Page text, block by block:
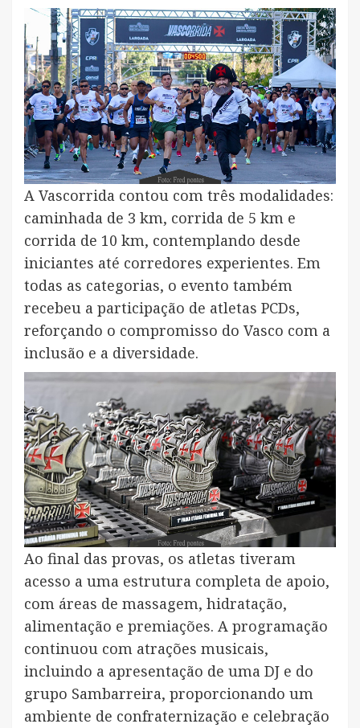
A Vascorrida contou com três modalidades:
caminhada de 3 km, corrida de 5 km e
corrida de 10 km, contemplando desde
iniciantes até corredores experientes. Em
todas as categorias, o evento também
recebeu a participação de atletas PCDs,
reforçando o compromisso do Vasco com a
inclusão e a diversidade.
Ao final das provas, os atletas tiveram
acesso a uma estrutura completa de apoio,
com áreas de massagem, hidratação,
alimentação e premiações. A programação
continuou com atrações musicais,
incluindo a apresentação de uma DJ e do
grupo Sambarreira, proporcionando um
ambiente de confraternização e celebração